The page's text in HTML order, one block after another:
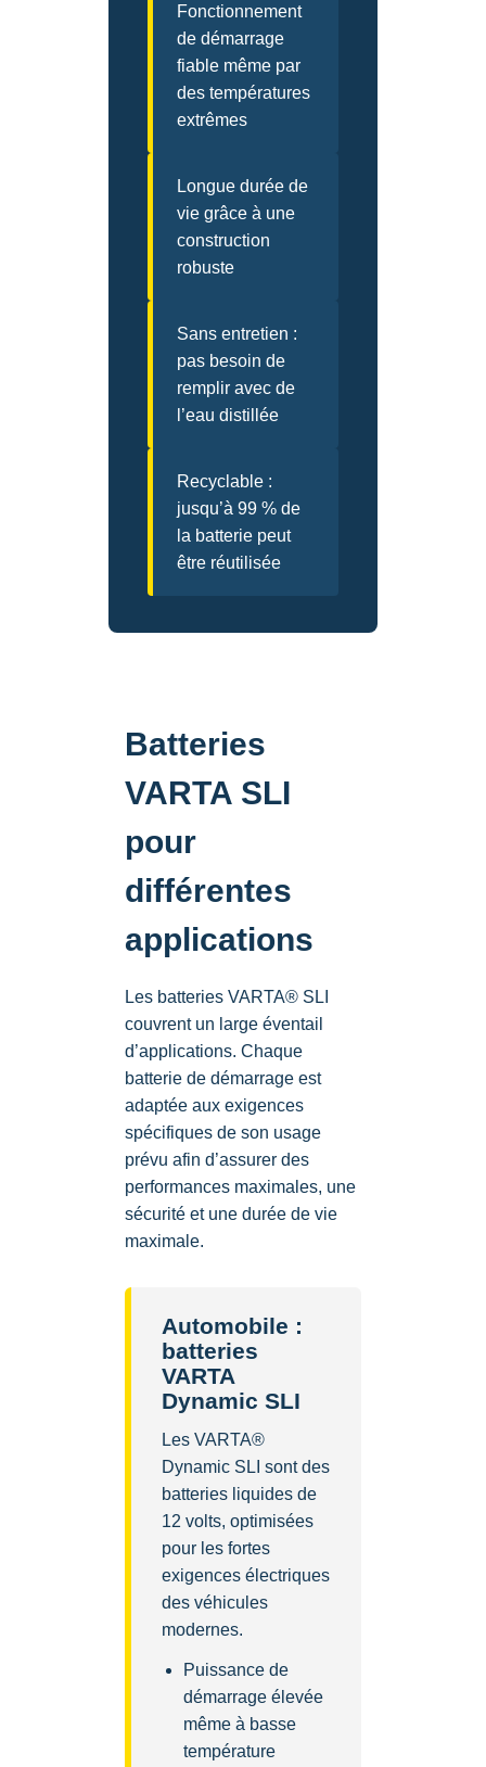
Fonctionnement
de démarrage
fiable même par
des températures
extrêmes
Longue durée de
vie grâce à une
construction
robuste
Sans entretien :
pas besoin de
remplir avec de
l’eau distillée
Recyclable :
jusqu’à 99 % de
la batterie peut
être réutilisée
Batteries
VARTA SLI
pour
différentes
applications
Les batteries VARTA® SLI
couvrent un large éventail
d’applications. Chaque
batterie de démarrage est
adaptée aux exigences
spécifiques de son usage
prévu afin d’assurer des
performances maximales, une
sécurité et une durée de vie
maximale.
Automobile :
batteries
VARTA
Dynamic SLI
Les VARTA®
Dynamic SLI sont des
batteries liquides de
12 volts, optimisées
pour les fortes
exigences électriques
des véhicules
modernes.
Puissance de
démarrage élevée
même à basse
température